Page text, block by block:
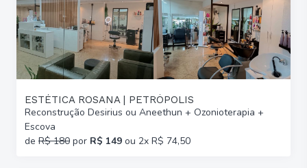
ESTÉTICA ROSANA | PETRÓPOLIS
Reconstrução Desirius ou Aneethun + Ozonioterapia +
Escova
de R$ 180 por R$ 149 ou 2x R$ 74,50